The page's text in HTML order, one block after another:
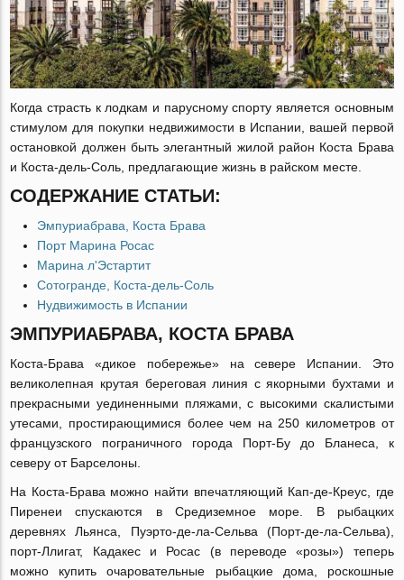
Когда страсть к лодкам и парусному спорту является основным
стимулом для покупки недвижимости в Испании, вашей первой
остановкой должен быть элегантный жилой район Коста Брава
и Коста-дель-Соль, предлагающие жизнь в райском месте.
СОДЕРЖАНИЕ СТАТЬИ:
Эмпуриабрава, Коста Брава
Порт Марина Росас
Марина л'Эстартит
Сотогранде, Коста-дель-Соль
Нудвижимость в Испании
ЭМПУРИАБРАВА, КОСТА БРАВА
Коста-Брава «дикое побережье» на севере Испании. Это
великолепная крутая береговая линия с якорными бухтами и
прекрасными уединенными пляжами, с высокими скалистыми
утесами, простирающимися более чем на 250 километров от
французского пограничного города Порт-Бу до Бланеса, к
северу от Барселоны.
На Коста-Брава можно найти впечатляющий Кап-де-Креус, где
Пиренеи спускаются в Средиземное море. В рыбацких
деревнях Льянса, Пуэрто-де-ла-Сельва (Порт-де-ла-Сельва),
порт-Ллигат, Кадакес и Росас (в переводе «розы») теперь
можно купить очаровательные рыбацкие дома, роскошные